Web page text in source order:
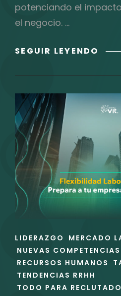
potenciando el
el negocio. …
SEGUIR LEYENDO DE
ENLACES
DE
LAS
LIDERAZGO MERCADO
NUEVAS COMPETENCIAS
RECURSOS HUMANOS
TENDENCIAS RRHH
TODO PARA